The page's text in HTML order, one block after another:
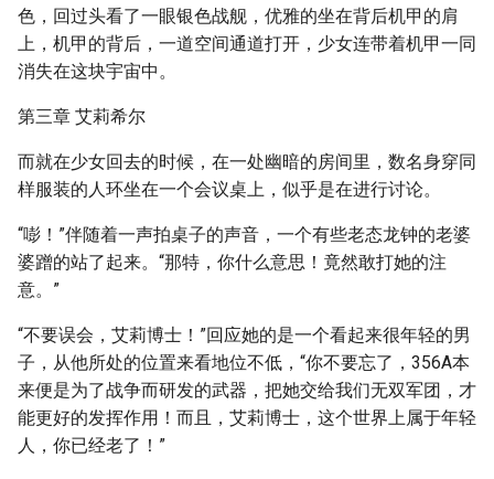
色，回过头看了一眼银色战舰，优雅的坐在背后机甲的肩
上，机甲的背后，一道空间通道打开，少女连带着机甲一同
消失在这块宇宙中。
第三章 艾莉希尔
而就在少女回去的时候，在一处幽暗的房间里，数名身穿同
样服装的人环坐在一个会议桌上，似乎是在进行讨论。
“嘭！”伴随着一声拍桌子的声音，一个有些老态龙钟的老婆
婆蹭的站了起来。“那特，你什么意思！竟然敢打她的注
意。”
“不要误会，艾莉博士！”回应她的是一个看起来很年轻的男
子，从他所处的位置来看地位不低，“你不要忘了，356A本
来便是为了战争而研发的武器，把她交给我们无双军团，才
能更好的发挥作用！而且，艾莉博士，这个世界上属于年轻
人，你已经老了！”